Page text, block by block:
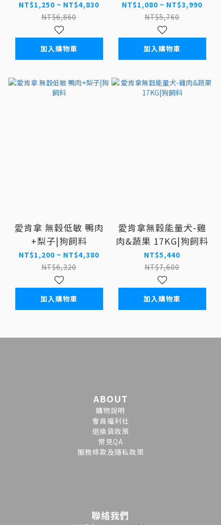
NT$1,250 ~ NT$4,830
NT$6,860
加入購物車
NT$1,080 ~ NT$3,990
NT$5,760
加入購物車
愛肯拿 無穀低敏 鴨肉
+梨子|狗飼料
NT$1,200 ~ NT$4,380
NT$6,320
加入購物車
愛肯拿無穀能量犬-雞
肉&蔬果 17KG|狗飼料
NT$5,440
NT$7,600
加入購物車
ABOUT
購物說明
會員福利社
退換貨政策
常見QA
服務條款及隱私政策
聯絡我們